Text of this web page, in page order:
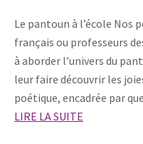
Le pantoun à l’école Nos
français ou professeurs
à aborder l’univers du
leur faire découvrir les
poétique, encadrée par
LIRE LA SUITE